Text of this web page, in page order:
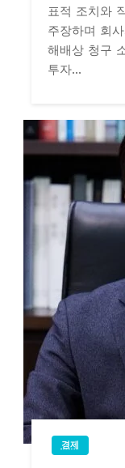
표적 조치와
주장하며 회
해배상 청구
투자...
경제